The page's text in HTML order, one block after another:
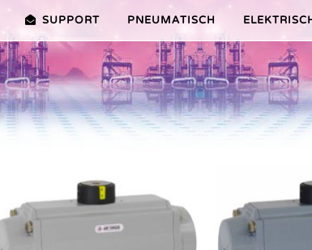
SUPPORT PNEUMATISCH
VORTEILE EDITION 2010
ER PREMIER-SERIE (20-100NM)
VORTEILE ER PLUS-SERIE
VRX/VSX/VTX-
VORTEILE V-SERIE